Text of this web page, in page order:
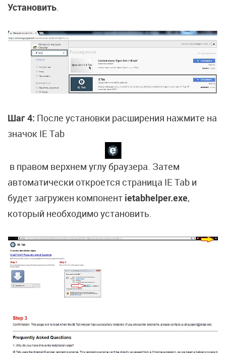
Установить.
Шаг 4: После установки расширения нажмите на
значок IE Tab
в правом верхнем углу браузера. Затем
автоматически откроется страница IE Tab и
будет загружен компонент ietabhelper.exe,
который необходимо установить.